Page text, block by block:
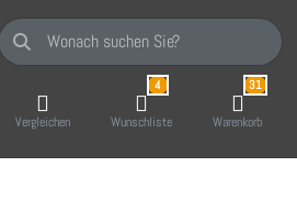
Geben Sie einen Suchbegriff ein. Während
Vergleichen
4
Wunschliste
31
Warenkorb